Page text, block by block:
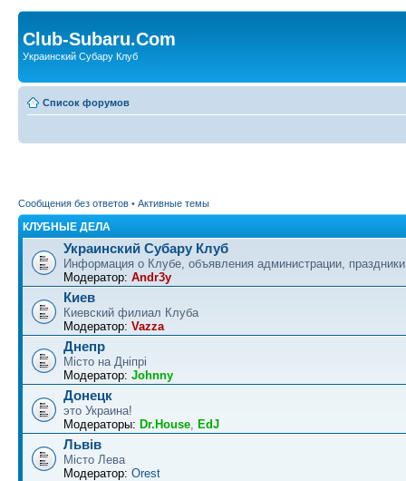
Club-Subaru.Com
Украинский Субару Клуб
Список форумов
Сообщения без ответов • Активные темы
КЛУБНЫЕ ДЕЛА
Украинский Субару Клуб
Информация о Клубе, объявления администрации,
Модератор: Andr3y
Киев
Киевский филиал Клуба
Модератор: Vazza
Днепр
Місто на Дніпрі
Модератор: Johnny
Донецк
это Украина!
Модераторы: Dr.House, EdJ
Львів
Місто Лева
Модератор: Orest